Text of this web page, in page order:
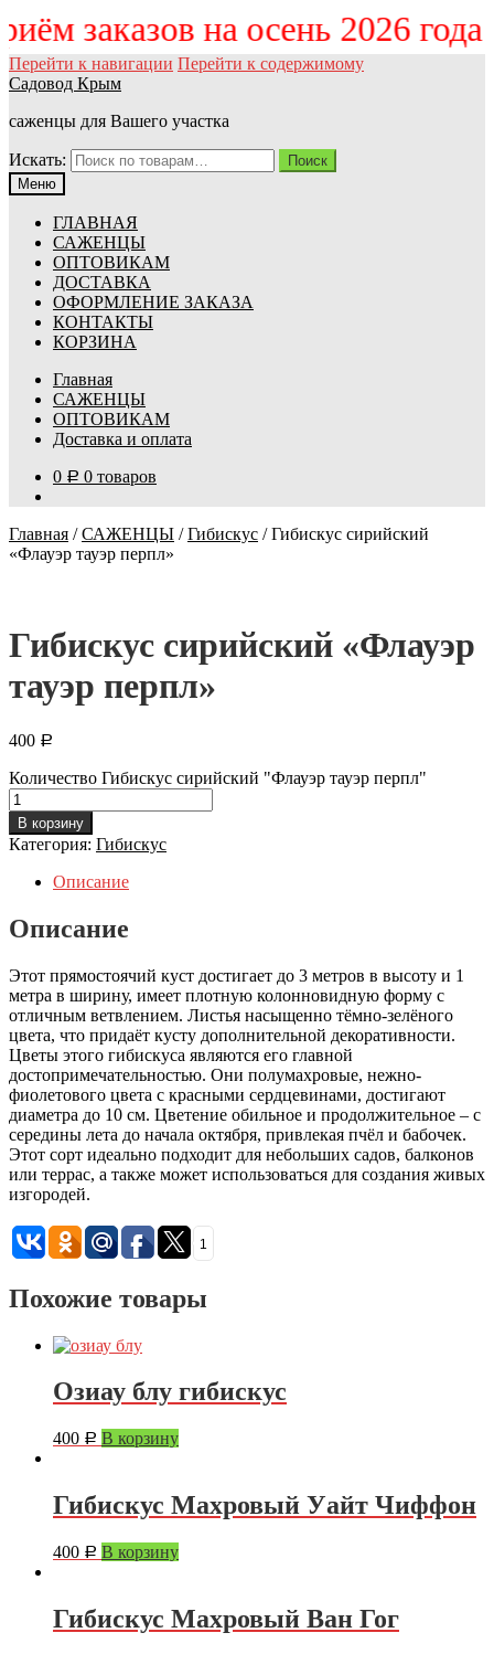
приём заказов на осень 2026
Перейти к навигации Перейти к содержимому
Садовод Крым
саженцы для Вашего участка
Искать:
Поиск
Меню
ГЛАВНАЯ
САЖЕНЦЫ
ОПТОВИКАМ
ДОСТАВКА
ОФОРМЛЕНИЕ ЗАКАЗА
КОНТАКТЫ
КОРЗИНА
Главная
САЖЕНЦЫ
ОПТОВИКАМ
Доставка и оплата
0 Р 0 товаров
Главная /САЖЕНЦЫ /Гибискус /Гибискус сирийский
«Флауэр тауэр перпл»
Гибискус сирийский «Флауэр
тауэр перпл»
400 Р
Количество Гибискус сирийский "Флауэр тауэр перпл"
В корзину
Категория: Гибискус
Описание
Описание
Этот прямостоячий куст достигает до 3 метров в высоту и 1
метра в ширину, имеет плотную колонновидную форму с
отличным ветвлением. Листья насыщенно тёмно-зелёного
цвета, что придаёт кусту дополнительной декоративности.
Цветы этого гибискуса являются его главной
достопримечательностью. Они полумахровые, нежно-
фиолетового цвета с красными сердцевинами, достигают
диаметра до 10 см. Цветение обильное и продолжительное – с
середины лета до начала октября, привлекая пчёл и бабочек.
Этот сорт идеально подходит для небольших садов, балконов
или террас, а также может использоваться для создания живых
изгородей.
1
Похожие товары
Озиау блу гибискус
400 Р В корзину
Гибискус Махровый Уайт Чиффон
400 Р В корзину
Гибискус Махровый Ван Гог